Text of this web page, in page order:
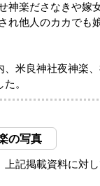
神楽ださなきや嫁
れ他人のカカでも
、米良神社夜神楽
。
の写真
記掲載資料に対し